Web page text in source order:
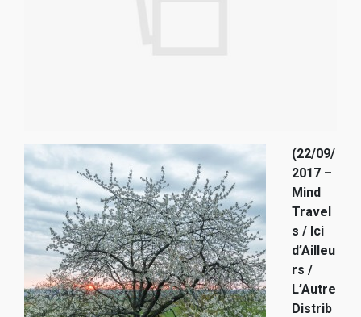
(22/09/
2017 –
Mind
Travel
s / Ici
d’Ailleu
rs /
L’Autre
Distrib